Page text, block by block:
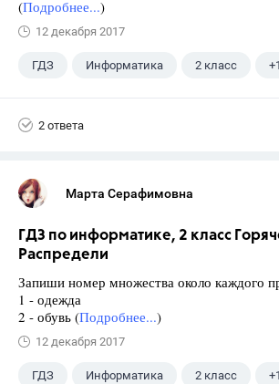
(Подробнее...)
12 декабря 2017
ГДЗ Информатика 2 класс +1
2 ответа
Марта Серафимовна
ГДЗ по информатике, 2 класс
Распредели
Запиши номер множества около каждого
1 - одежда
2 - обувь (Подробнее...)
12 декабря 2017
ГДЗ Информатика 2 класс +1